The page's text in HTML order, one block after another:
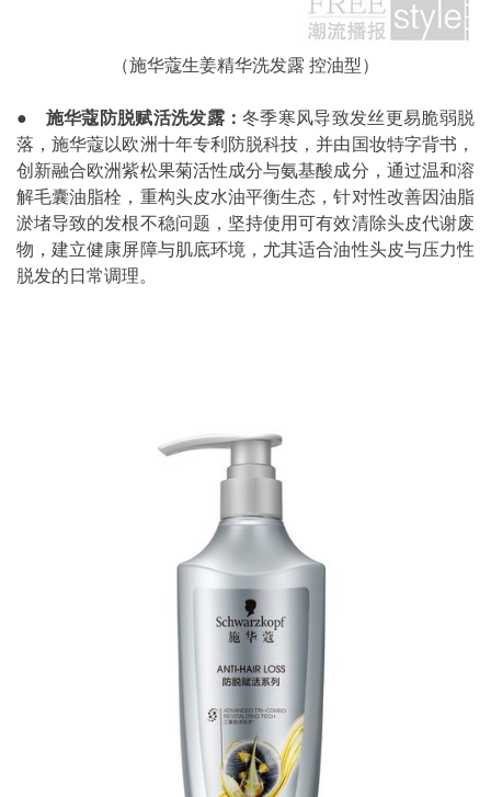
（施华蔻生姜精华洗发露 控油型）
● 施华蔻防脱赋活洗发露：冬季寒风导致发丝更易脆弱脱
落，施华蔻以欧洲十年专利防脱科技，并由国妆特字背书，
创新融合欧洲紫松果菊活性成分与氨基酸成分，通过温和溶
解毛囊油脂栓，重构头皮水油平衡生态，针对性改善因油脂
淤堵导致的发根不稳问题，坚持使用可有效清除头皮代谢废
物，建立健康屏障与肌底环境，尤其适合油性头皮与压力性
脱发的日常调理。